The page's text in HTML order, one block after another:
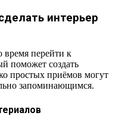
интерьер
перейти к
поможет создать
простых приёмов могут
запоминающимся.